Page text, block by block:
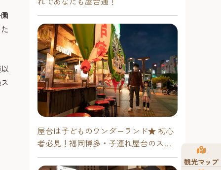
屋台は子どものワンダーランド★ 初心
者必見！福岡博多・子連れ屋台のスス
メ
観光マップ